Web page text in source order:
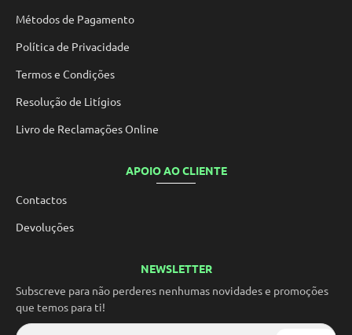
Métodos de Pagamento
Política de Privacidade
Termos e Condições
Resolução de Litígios
Livro de Reclamações Online
APOIO AO CLIENTE
Contactos
Devoluções
NEWSLETTER
Subscreve para não perderes nenhumas novidades e promoções
que temos para ti!